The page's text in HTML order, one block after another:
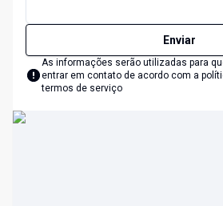
Enviar
As informações serão utilizadas para
entrar em contato de acordo com a
termos de serviço